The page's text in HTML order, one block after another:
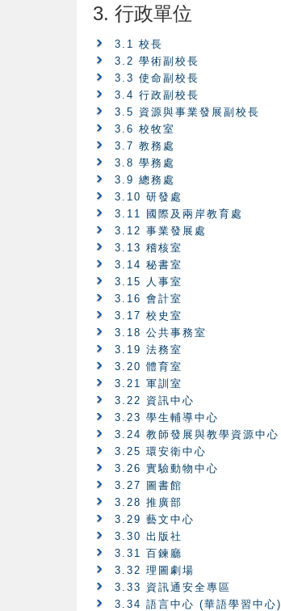
3. 行政單位
3.1 校長
3.2 學術副校長
3.3 使命副校長
3.4 行政副校長
3.5 資源與事業發展副校長
3.6 校牧室
3.7 教務處
3.8 學務處
3.9 總務處
3.10 研發處
3.11 國際及兩岸教育處
3.12 事業發展處
3.13 稽核室
3.14 秘書室
3.15 人事室
3.16 會計室
3.17 校史室
3.18 公共事務室
3.19 法務室
3.20 體育室
3.21 軍訓室
3.22 資訊中心
3.23 學生輔導中心
3.24 教師發展與教學資源中心
3.25 環安衛中心
3.26 實驗動物中心
3.27 圖書館
3.28 推廣部
3.29 藝文中心
3.30 出版社
3.31 百鍊廳
3.32 理圖劇場
3.33 資訊通安全專區
3.34 語言中心 (華語學習中心)